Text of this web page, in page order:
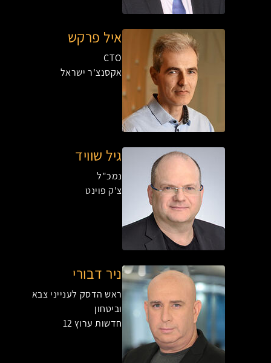
איל פרקש
CTO
אקסנצ'ר ישראל
גיל שוויד
נמכ"ל
צ'ק פוינט
ניר דבורי
ראש הדסק לענייני צבא
וביטחון
חדשות ערוץ 12